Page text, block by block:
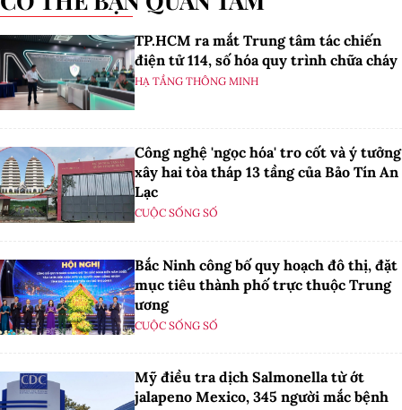
TP.HCM ra mắt Trung tâm tác chiến
điện tử 114, số hóa quy trình chữa cháy
HẠ TẦNG THÔNG MINH
Công nghệ 'ngọc hóa' tro cốt và ý tưởng
xây hai tòa tháp 13 tầng của Bảo Tín An
Lạc
CUỘC SỐNG SỐ
Bắc Ninh công bố quy hoạch đô thị, đặt
mục tiêu thành phố trực thuộc Trung
ương
CUỘC SỐNG SỐ
Mỹ điều tra dịch Salmonella từ ớt
jalapeno Mexico, 345 người mắc bệnh